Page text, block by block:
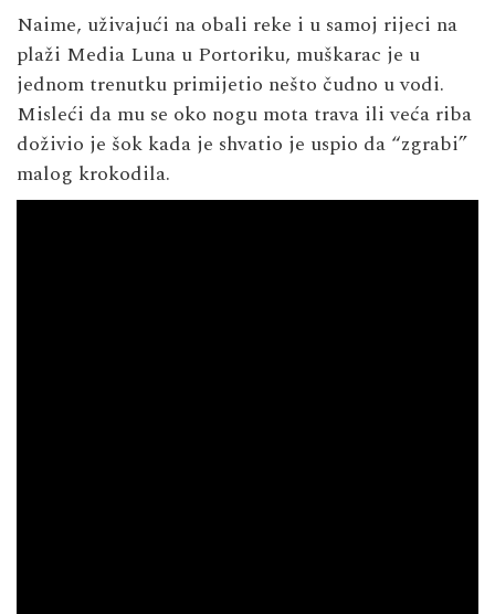
Naime, uživajući na obali reke i u samoj rijeci na
plaži Media Luna u Portoriku, muškarac je u
jednom trenutku primijetio nešto čudno u vodi.
Misleći da mu se oko nogu mota trava ili veća riba
doživio je šok kada je shvatio je uspio da “zgrabi”
malog krokodila.